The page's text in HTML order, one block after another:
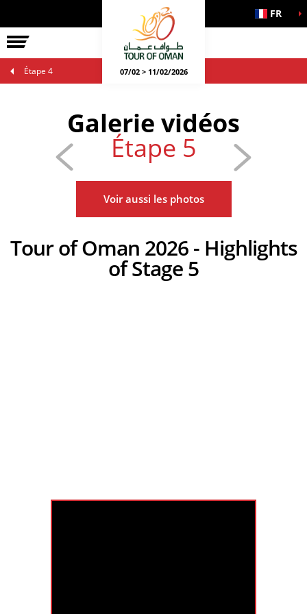
FR
07/02 > 11/02/2026
Étape 4
Galerie vidéos
Étape 5
Voir aussi les photos
Tour of Oman 2026 - Highlights
of Stage 5